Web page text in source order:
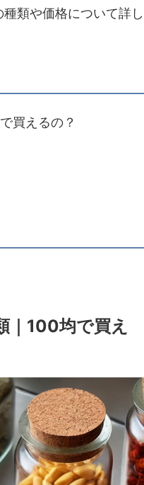
類や価格について詳し
買えるの？
｜100均で買え